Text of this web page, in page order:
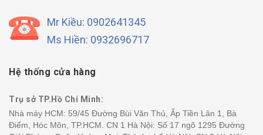
Mr Kiều: 0902641345
Ms Hiền: 0932696717
Hệ thống cửa hàng
Trụ sở TP.Hồ Chí Minh:
Nhà máy HCM: 59/45 Đường Bùi Văn Thủ, Ấp Tiền Lân 1, Bà
Điểm, Hóc Môn, TP.HCM. CN 1 Hà Nội: Số 17 ngõ 1295 Đường